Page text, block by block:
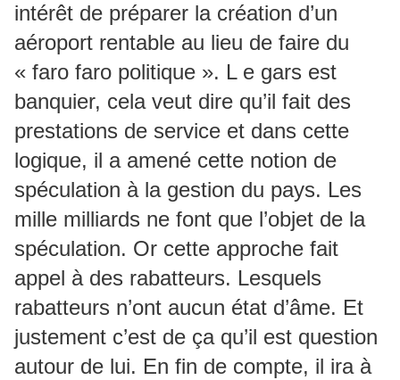
intérêt de préparer la création d’un
aéroport rentable au lieu de faire du
« faro faro politique ». L e gars est
banquier, cela veut dire qu’il fait des
prestations de service et dans cette
logique, il a amené cette notion de
spéculation à la gestion du pays. Les
mille milliards ne font que l’objet de la
spéculation. Or cette approche fait
appel à des rabatteurs. Lesquels
rabatteurs n’ont aucun état d’âme. Et
justement c’est de ça qu’il est question
autour de lui. En fin de compte, il ira à